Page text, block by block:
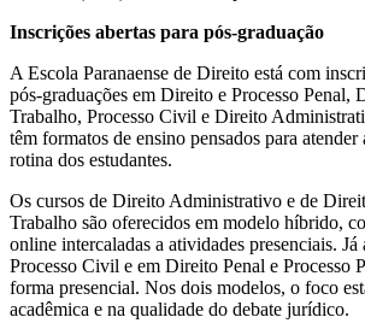
Inscrições abertas para pós-graduação
A Escola Paranaense de Direito está com
pós-graduações em Direito e Processo Penal,
Trabalho, Processo Civil e Direito
têm formatos de ensino pensados para atender
rotina dos estudantes.
Os cursos de Direito Administrativo e de
Trabalho são oferecidos em modelo híbrido,
online intercaladas a atividades presenciais. Já
Processo Civil e em Direito Penal e Processo
forma presencial. Nos dois modelos, o foco
acadêmica e na qualidade do debate jurídico.